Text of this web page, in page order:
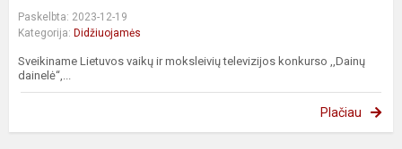
Paskelbta: 2023-12-19
Kategorija: Didžiuojamės
Sveikiname Lietuvos vaikų ir moksleivių televizijos konkurso ,,Dainų
dainelė“,...
Plačiau